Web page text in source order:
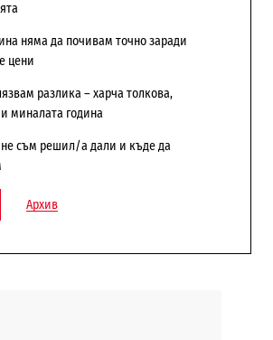
няма да почивам точно заради
цени
разлика – харча толкова,
миналата година
съм решил/а дали и къде да
Архив